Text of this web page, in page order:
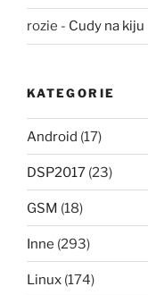
rozie - Cudy na kiju
KATEGORIE
Android (17)
DSP2017 (23)
GSM (18)
Inne (293)
Linux (174)